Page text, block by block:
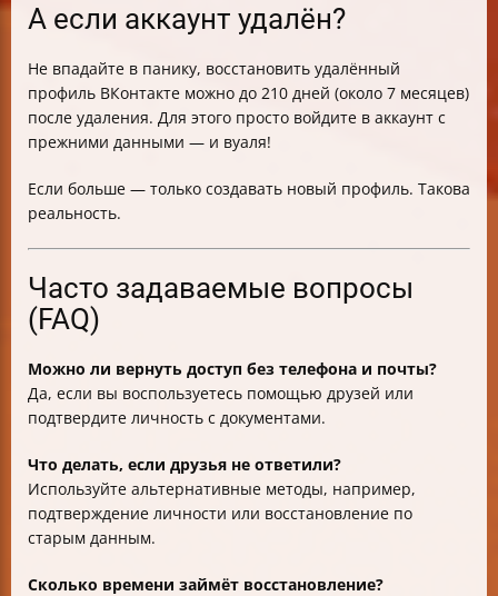
А если аккаунт удалён?
Не впадайте в панику, восстановить удалённый
профиль ВКонтакте можно до 210 дней (около 7 месяцев)
после удаления. Для этого просто войдите в аккаунт с
прежними данными — и вуаля!
Если больше — только создавать новый профиль. Такова
реальность.
Часто задаваемые вопросы
(FAQ)
Можно ли вернуть доступ без телефона и почты?
Да, если вы воспользуетесь помощью друзей или
подтвердите личность с документами.
Что делать, если друзья не ответили?
Используйте альтернативные методы, например,
подтверждение личности или восстановление по
старым данным.
Сколько времени займёт восстановление?